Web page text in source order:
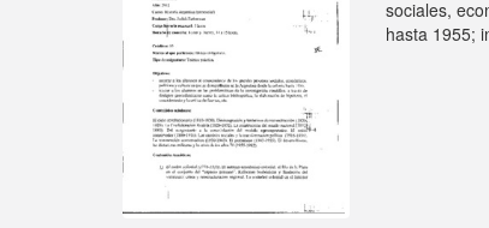
sociales,
hasta 1955;